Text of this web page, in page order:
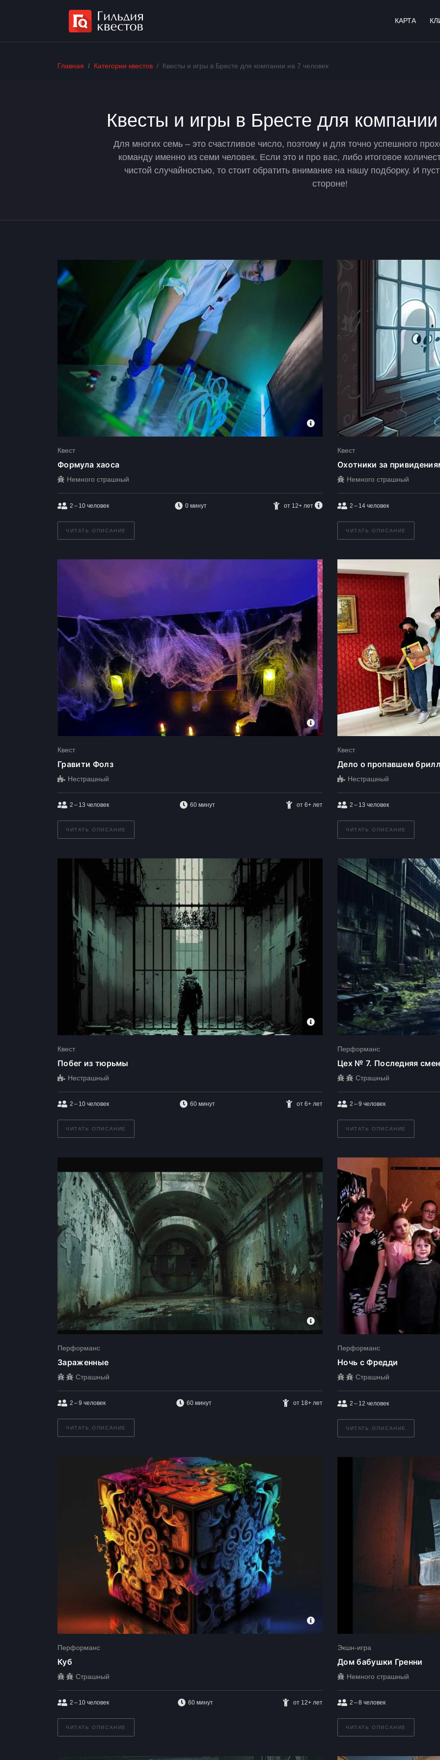
КАРТА
Главная Категории квестов Квесты и игры в Бресте для компании на 7 человек
Квесты и игры в Бресте для
Для многих семь – это счастливое число, поэтому и для точно успешного
команду именно из семи человек. Если это и про вас, либо итоговое
чистой случайностью, то стоит обратить внимание на нашу подборку. И
стороне!
Квест
Формула хаоса
Немного страшный
2 – 10 человек 0 минут от 12+ лет
ЧИТАТЬ ОПИСАНИЕ
Квест
Охотники за
Немного страшный
2 – 14 человек
ЧИТАТЬ ОПИСАНИЕ
Квест
Гравити Фолз
Нестрашный
2 – 13 человек 60 минут от 6+ лет
ЧИТАТЬ ОПИСАНИЕ
Квест
Дело о пропавшем
Нестрашный
2 – 13 человек
ЧИТАТЬ ОПИСАНИЕ
Квест
Побег из тюрьмы
Нестрашный
2 – 10 человек 60 минут от 6+ лет
ЧИТАТЬ ОПИСАНИЕ
Перформанс
Цех № 7. Последняя
Страшный
2 – 9 человек
ЧИТАТЬ ОПИСАНИЕ
Перформанс
Зараженные
Страшный
2 – 9 человек 60 минут от 18+ лет
ЧИТАТЬ ОПИСАНИЕ
Перформанс
Ночь с Фредди
Страшный
2 – 12 человек
ЧИТАТЬ ОПИСАНИЕ
Перформанс
Куб
Страшный
2 – 10 человек 60 минут от 12+ лет
ЧИТАТЬ ОПИСАНИЕ
Экшн-игра
Дом бабушки Гренни
Немного страшный
2 – 8 человек
ЧИТАТЬ ОПИСАНИЕ